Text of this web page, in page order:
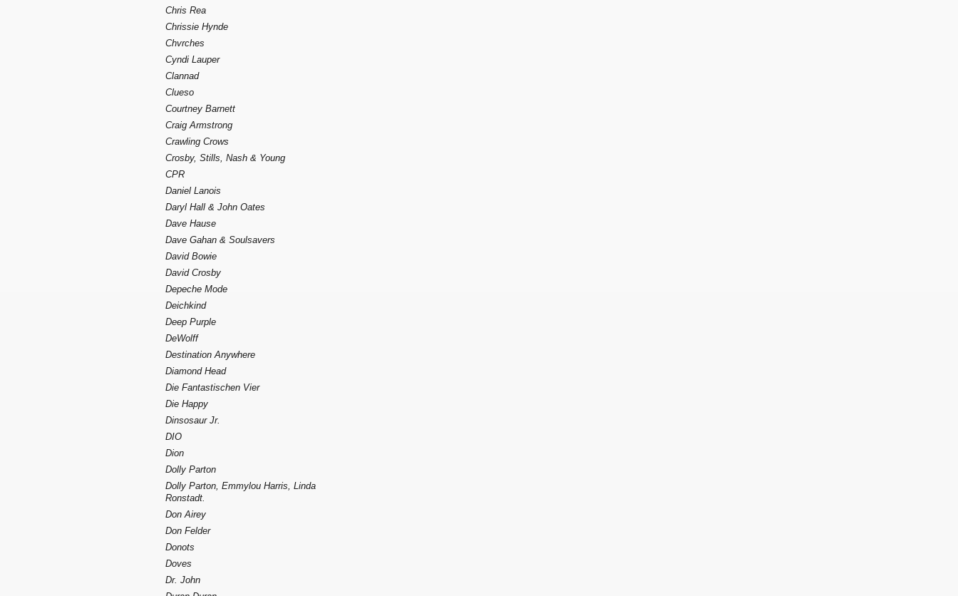
Chris Rea
Chrissie Hynde
Chvrches
Cyndi Lauper
Clannad
Clueso
Courtney Barnett
Craig Armstrong
Crawling Crows
Crosby, Stills, Nash & Young
CPR
Daniel Lanois
Daryl Hall & John Oates
Dave Hause
Dave Gahan & Soulsavers
David Bowie
David Crosby
Depeche Mode
Deichkind
Deep Purple
DeWolff
Destination Anywhere
Diamond Head
Die Fantastischen Vier
Die Happy
Dinsosaur Jr.
DIO
Dion
Dolly Parton
Dolly Parton, Emmylou Harris, Linda
Ronstadt.
Don Airey
Don Felder
Donots
Doves
Dr. John